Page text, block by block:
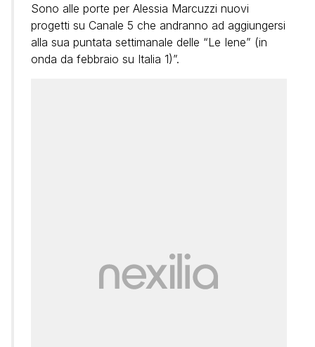
Sono alle porte per Alessia Marcuzzi nuovi
progetti su Canale 5 che andranno ad aggiungersi
alla sua puntata settimanale delle “Le Iene” (in
onda da febbraio su Italia 1)”.